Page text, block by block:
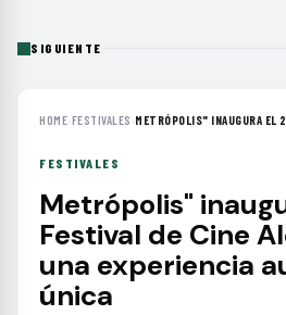
SIGUIENTE
HOME›FESTIVALES ›METRÓPOLIS" INAUGURA EL
FESTIVALES
Metrópolis"
Festival de Cine
una experiencia
única